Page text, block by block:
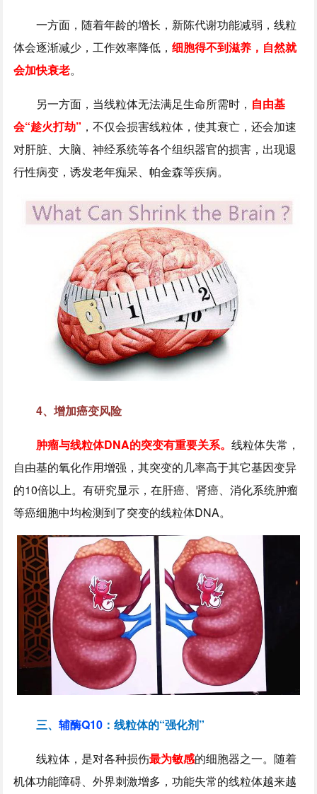
一方面，随着年龄的增长，新陈代谢功能减弱，线粒
体会逐渐减少，工作效率降低，细胞得不到滋养，自然就
会加快衰老。
另一方面，当线粒体无法满足生命所需时， 自由基
会“趁火打劫” ，不仅会损害线粒体，使其衰亡，还会加速
对肝脏、大脑、神经系统等各个组织器官的损害，出现退
行性病变，诱发老年痴呆、帕金森等疾病。
4、增加癌变风险
肿瘤与线粒体DNA的突变有重要关系。线粒体失常，
自由基的氧化作用增强，其突变的几率高于其它基因变异
的10倍以上。有研究显示，在肝癌、肾癌、消化系统肿瘤
等癌细胞中均检测到了突变的线粒体DNA。
三、辅酶Q10 ：线粒体的“强化剂”
线粒体，是对各种损伤最为敏感的细胞器之一。随着
机体功能障碍、外界刺激增多，功能失常的线粒体越来越